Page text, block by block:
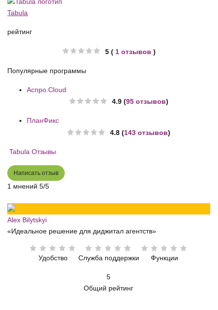
Tabula
рейтинг
5 ( 1 отзывов )
Популярные программы
Аспро.Cloud
4.9 (95 отзывов)
ПланФикс
4.8 (143 отзывов)
Tabula Отзывы
Написать отзыв
1 мнений 5/5
Alex Bilytskyi
«Идеальное решение для диджитал агентств»
Удобство Служба поддержки Функции
5
Общий рейтинг